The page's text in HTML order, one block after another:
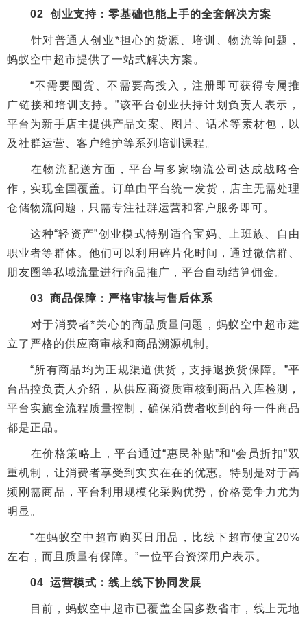
02 创业支持：零基础也能上手的全套解决方案
针对普通人创业*担心的货源、培训、物流等问题，
蚂蚁空中超市提供了一站式解决方案。
“不需要囤货、不需要高投入，注册即可获得专属推
广链接和培训支持。”该平台创业扶持计划负责人表示，
平台为新手店主提供产品文案、图片、话术等素材包，以
及社群运营、客户维护等系列培训课程。
在物流配送方面，平台与多家物流公司达成战略合
作，实现全国覆盖。订单由平台统一发货，店主无需处理
仓储物流问题，只需专注社群运营和客户服务即可。
这种“轻资产”创业模式特别适合宝妈、上班族、自由
职业者等群体。他们可以利用碎片化时间，通过微信群、
朋友圈等私域流量进行商品推广，平台自动结算佣金。
03 商品保障：严格审核与售后体系
对于消费者*关心的商品质量问题，蚂蚁空中超市建
立了严格的供应商审核和商品溯源机制。
“所有商品均为正规渠道供货，支持退换货保障。”平
台品控负责人介绍，从供应商资质审核到商品入库检测，
平台实施全流程质量控制，确保消费者收到的每一件商品
都是正品。
在价格策略上，平台通过“惠民补贴”和“会员折扣”双
重机制，让消费者享受到实实在在的优惠。特别是对于高
频刚需商品，平台利用规模化采购优势，价格竞争力尤为
明显。
“在蚂蚁空中超市购买日用品，比线下超市便宜20%
左右，而且质量有保障。”一位平台资深用户表示。
04 运营模式：线上线下协同发展
目前，蚂蚁空中超市已覆盖全国多数省市，线上无地